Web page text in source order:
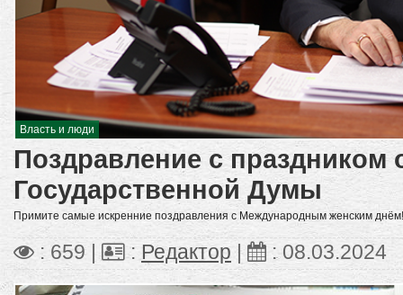
Власть и люди
Поздравление с праздником
Государственной Думы
Примите самые искренние поздравления с Международным женским днём!
: 659 | : Редактор | :08.03.2024